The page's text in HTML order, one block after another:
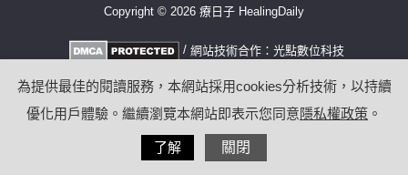
Copyright © 2026 療日子 HealingDaily
/ 網站技術合作： 光點數位科技
為提供最佳的閱讀服務，本網站採用cookies分析技術，以持續
優化用戶體驗。繼續瀏覽本網站即表示您同意隱私權政策 。
了解 關閉